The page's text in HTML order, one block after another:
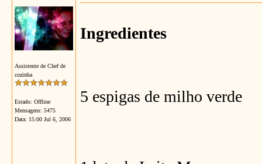
Assistente de Chef de
cozinha
Estado: Offline
Mensagens: 5475
Data: 15:00 Jul 6, 2006
Ingredientes
5 espigas de milho verde